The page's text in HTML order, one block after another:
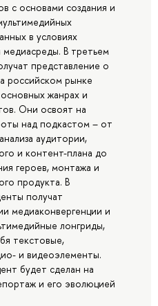
с основами создания и
в условиях
В третьем
представление о
российском рынке
жанрах и
Они освоят на
над подкастом – от
аудитории,
и контент-плана до
героев, монтажа и
продукта. В
получат
медиаконвергенции и
лонгриды,
текстовые,
и видеоэлементы.
будет сделан на
и его эволюцией